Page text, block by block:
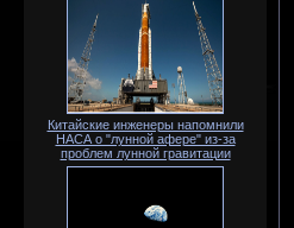
Китайские инженеры напомнили
НАСА о "лунной афере" из-за
проблем лунной гравитации